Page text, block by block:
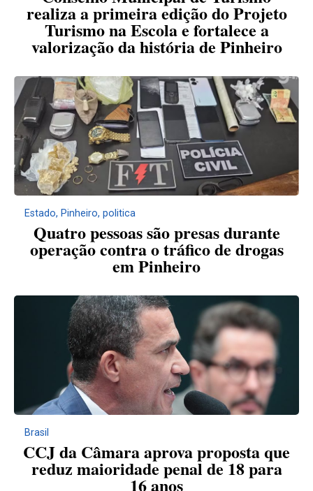
realiza a primeira edição do Projeto
Turismo na Escola e fortalece a
valorização da história de Pinheiro
Estado, Pinheiro, politica
Quatro pessoas são presas durante
operação contra o tráfico de drogas
em Pinheiro
Brasil
CCJ da Câmara aprova proposta que
reduz maioridade penal de 18 para
16 anos